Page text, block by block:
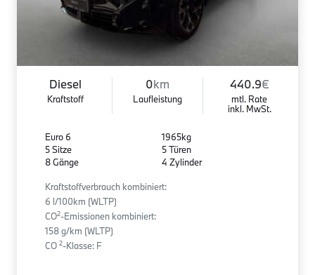
Diesel
Kraftstoff
0km
Laufleistung
440.9€
mtl. Rate
inkl. MwSt.
Euro 6
5 Sitze
8 Gänge
1965kg
5 Türen
4 Zylinder
Kraftstoffverbrauch kombiniert:
6 l/100km (WLTP)
CO2-Emissionen kombiniert:
158 g/km (WLTP)
CO 2-Klasse: F